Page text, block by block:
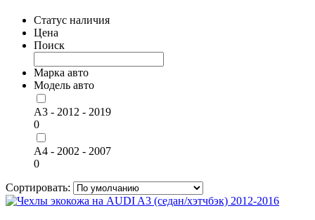
Статус наличия
Цена
Поиск
Марка авто
Модель авто
A3 - 2012 - 2019
0
A4 - 2002 - 2007
0
Сортировать: